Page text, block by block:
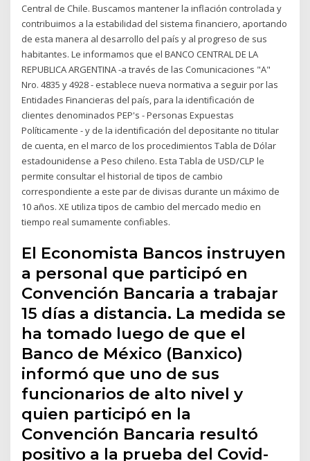
Central de Chile. Buscamos mantener la inflación controlada y
contribuimos a la estabilidad del sistema financiero, aportando
de esta manera al desarrollo del país y al progreso de sus
habitantes. Le informamos que el BANCO CENTRAL DE LA
REPUBLICA ARGENTINA -a través de las Comunicaciones "A"
Nro. 4835 y 4928 - establece nueva normativa a seguir por las
Entidades Financieras del país, para la identificación de
clientes denominados PEP's - Personas Expuestas
Políticamente - y de la identificación del depositante no titular
de cuenta, en el marco de los procedimientos Tabla de Dólar
estadounidense a Peso chileno. Esta Tabla de USD/CLP le
permite consultar el historial de tipos de cambio
correspondiente a este par de divisas durante un máximo de
10 años. XE utiliza tipos de cambio del mercado medio en
tiempo real sumamente confiables.
El Economista Bancos instruyen
a personal que participó en
Convención Bancaria a trabajar
15 días a distancia. La medida se
ha tomado luego de que el
Banco de México (Banxico)
informó que uno de sus
funcionarios de alto nivel y
quien participó en la
Convención Bancaria resultó
positivo a la prueba del Covid-